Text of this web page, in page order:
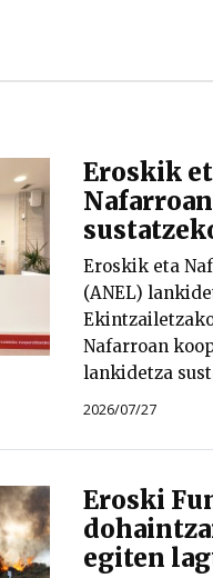
Eroskik
Eroskik eta
(ANEL)
Nafarroan
lankidetza
2026/07/27
Eroski
egiten